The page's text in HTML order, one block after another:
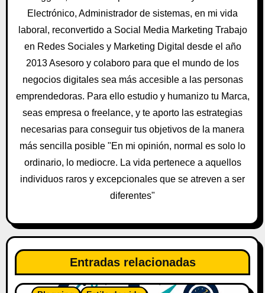
n
d
e
e
n
t
r
a
a
s
Electrónico, Administrador de sistemas, en mi vida
laboral, reconvertido a Social Media Marketing Trabajo
en Redes Sociales y Marketing Digital desde el año
2013 Asesoro y colaboro para que el mundo de los
negocios digitales sea más accesible a las personas
emprendedoras. Para ello estudio y humanizo tu Marca,
seas empresa o freelance, y te aporto las estrategias
necesarias para conseguir tus objetivos de la manera
más sencilla posible "En mi opinión, normal es solo lo
ordinario, lo mediocre. La vida pertenece a aquellos
individuos raros y excepcionales que se atreven a ser
diferentes"
Entradas relacionadas